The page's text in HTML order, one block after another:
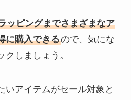
ッピングまでさまざまなア
に購入できるので、気にな
しましょう。
いアイテムがセール対象と